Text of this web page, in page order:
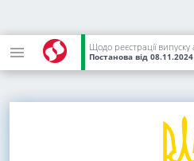
Постанова від 08.11.2024